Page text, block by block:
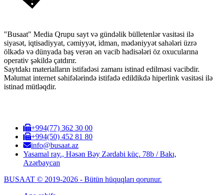
"Busaat" Media Qrupu sayt və gündəlik bülletenlər vasitəsi ilə
siyasət, iqtisadiyyat, cəmiyyət, idman, mədəniyyət sahələri üzrə
ölkədə və dünyada baş verən ən vacib hadisələri öz oxucularına
operativ şəkildə çatdırır.
Saytdakı materialların istifadəsi zamanı istinad edilməsi vacibdir.
Məlumat internet səhifələrində istifadə edildikdə hiperlink vasitəsi ilə
istinad mütləqdir.
+994(77) 362 30 00
+994(50) 452 81 80
info@busaat.az
Yasamal ray., Həsən Bəy Zərdabi küç. 78b / Bakı,
Azərbaycan
BUSAAT © 2019-2026 - Bütün hüquqları qorunur.